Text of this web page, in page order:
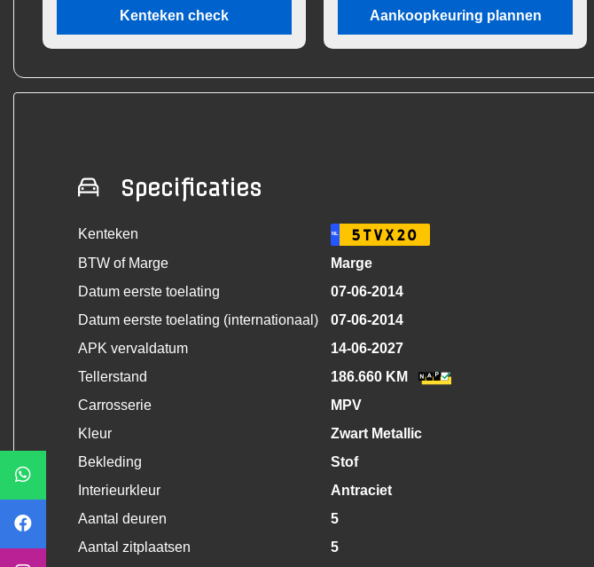
Kenteken check Aankoopkeuring plannen
Specificaties
Kenteken NL 5TVX20
BTW of Marge
Marge
Datum eerste toelating
07-06-2014
Datum eerste toelating (internationaal)
07-06-2014
APK vervaldatum
14-06-2027
Tellerstand
186.660 KM
Carrosserie
MPV
Kleur
Zwart Metallic
Bekleding
Stof
Interieurkleur
Antraciet
Aantal deuren
5
Aantal zitplaatsen
5